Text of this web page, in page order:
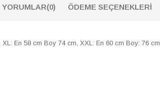
YORUMLAR(0) ÖDEME SEÇENEKLERI
En 58 cm Boy 74 cm, XXL: En 60 cm Boy: 76 cm